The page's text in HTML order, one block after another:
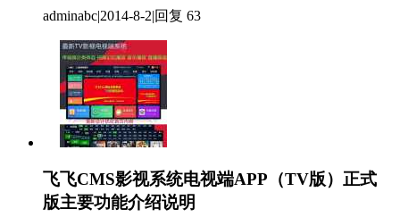
adminabc|2014-8-2|回复 63
飞飞CMS影视系统电视端APP（TV版）正式
版主要功能介绍说明